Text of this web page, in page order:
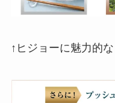
↑ヒジョーに魅力的